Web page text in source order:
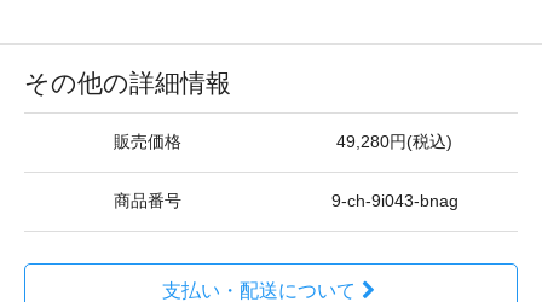
その他の詳細情報
販売価格 49,280円(税込)
商品番号 9-ch-9i043-bnag
支払い・配送について